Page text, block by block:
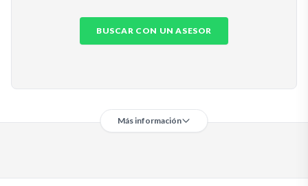
BUSCAR CON UN ASESOR
Más información